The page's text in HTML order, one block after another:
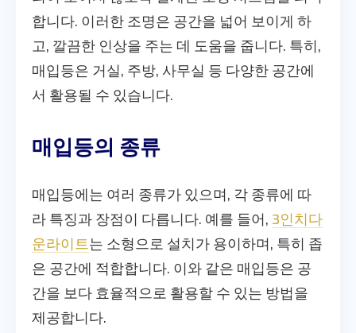
합니다. 이러한 조명은 공간을 넓어 보이게 하
고, 깔끔한 인상을 주는 데 도움을 줍니다. 특히,
매입등은 거실, 주방, 사무실 등 다양한 공간에
서 활용될 수 있습니다.
매입등의 종류
매입등에는 여러 종류가 있으며, 각 종류에 따
라 특징과 장점이 다릅니다. 예를 들어, 3인치다
운라이트는 소형으로 설치가 용이하며, 특히 좁
은 공간에 적합합니다. 이와 같은 매입등은 공
간을 보다 효율적으로 활용할 수 있는 방법을
제공합니다.